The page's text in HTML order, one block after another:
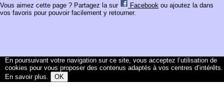
Vous aimez cette page ? Partagez la sur
Facebook ou ajoutez la dans
vos favoris pour pouvoir facilement y retourner.
En poursuivant votre navigation sur ce site, vous acceptez l’utilisation de
cookies pour vous proposer des contenus adaptés à vos centres d’intérêts.
En savoir plus. OK